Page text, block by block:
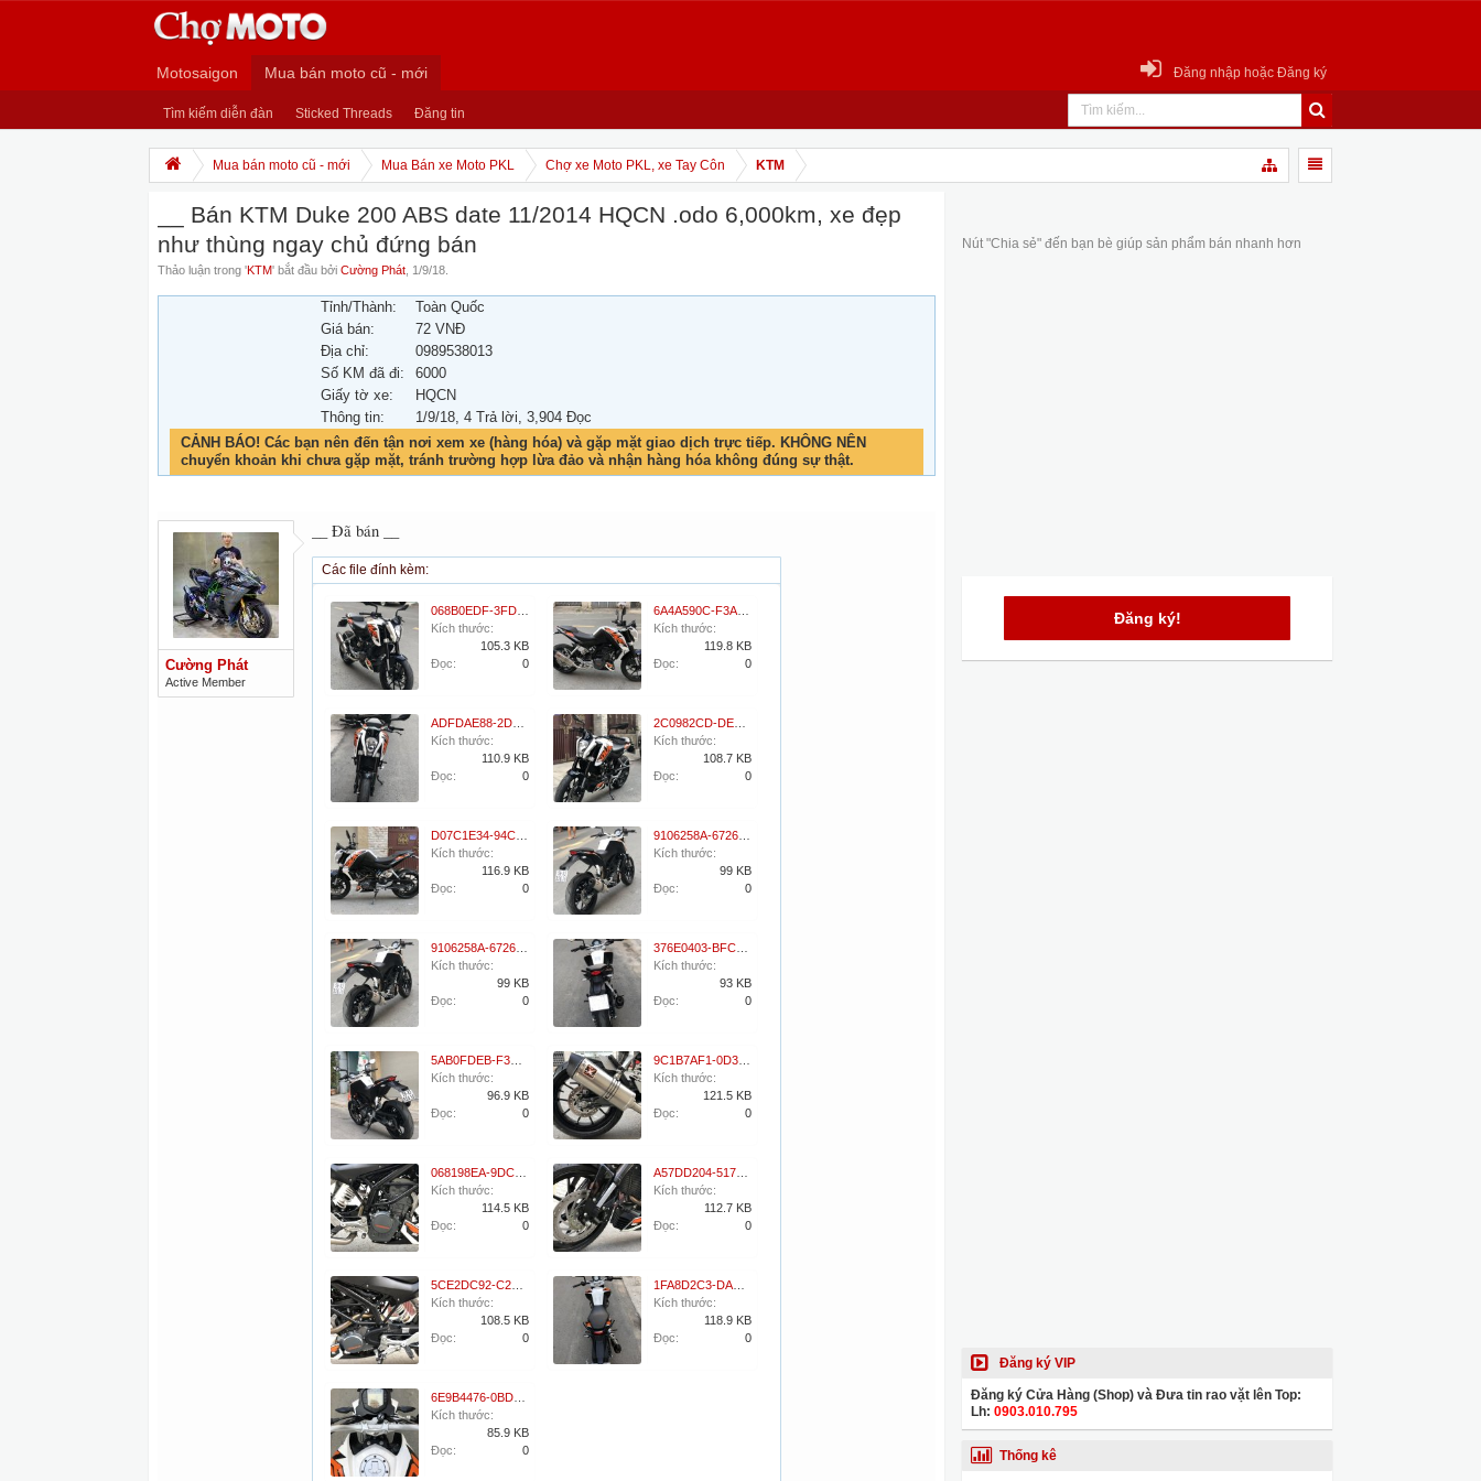
Motosaigon Mua bán moto cũ - mới
Tìm kiếm diễn đàn Sticked Threads Đăng tin
Đăng nhập hoặc Đăng ký
Mua bán moto cũ - mới Mua Bán xe Moto PKL Chợ xe Moto PKL, xe Tay Côn KTM
__ Bán KTM Duke 200 ABS date 11/2014 HQCN .odo 6,000km, xe đẹp
như thùng ngay chủ đứng bán
Thảo luận trong 'KTM' bắt đầu bởi Cường Phát 1/9/18
Tỉnh/Thành:
Toàn Quốc
Giá bán:
72 VNĐ
Địa chỉ:
0989538013
Số KM đã đi:
6000
Giấy tờ xe:
HQCN
Thông tin:
1/9/18, 4 Trả lời, 3,904 Đọc
CẢNH BÁO! Các bạn nên đến tận nơi xem xe (hàng hóa) và gặp mặt giao dịch trực tiếp. KHÔNG NÊN
chuyển khoản khi chưa gặp mặt, tránh trường hợp lừa đảo và nhận hàng hóa không đúng sự thật.
Cường Phát
Active Member
__ Đã bán __
Các file đính kèm:
Kích thước:
105.3 KB
Đọc:
0
Kích thước:
119.8 KB
Đọc:
0
Kích thước:
110.9 KB
Đọc:
0
Kích thước:
108.7 KB
Đọc:
0
Kích thước:
116.9 KB
Đọc:
0
Kích thước:
99 KB
Đọc:
0
Kích thước:
99 KB
Đọc:
0
Kích thước:
93 KB
Đọc:
0
Kích thước:
96.9 KB
Đọc:
0
Kích thước:
121.5 KB
Đọc:
0
Kích thước:
114.5 KB
Đọc:
0
Kích thước:
112.7 KB
Đọc:
0
Kích thước:
108.5 KB
Đọc:
0
Kích thước:
118.9 KB
Đọc:
0
Kích thước:
85.9 KB
Đọc:
0
Nút "Chia sẻ" đến bạn bè giúp sản phẩm bán nhanh hơn
Đăng ký!
Đăng ký VIP
Đăng ký Cửa Hàng (Shop) và Đưa tin rao vặt lên Top:
Lh: 0903.010.795
Thống kê